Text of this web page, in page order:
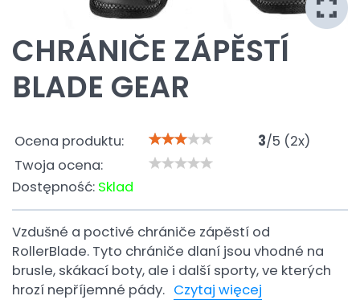
CHRÁNIČE ZÁPĚSTÍ
BLADE GEAR
Ocena produktu: 3/5 (2x)
Twoja ocena:
Dostępność: Sklad
Vzdušné a poctivé chrániče zápěstí od
RollerBlade. Tyto chrániče dlaní jsou vhodné na
brusle, skákací boty, ale i další sporty, ve kterých
hrozí nepříjemné pády. Czytaj więcej